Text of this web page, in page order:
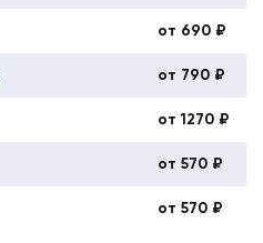
от 690 ₽
от 790 ₽
от 1270 ₽
от 570 ₽
от 570 ₽